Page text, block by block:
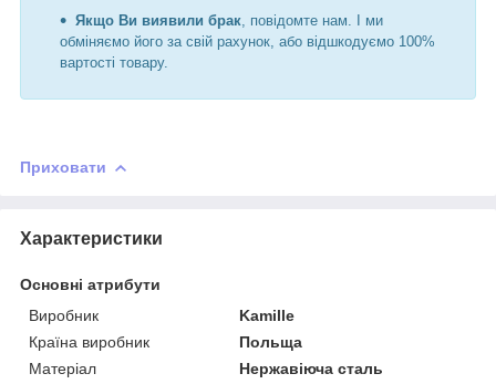
Якщо Ви виявили брак , повідомте нам. І ми
обміняємо його за свій рахунок, або відшкодуємо 100%
вартості товару.
Приховати
Характеристики
Основні атрибути
Виробник
Kamille
Країна виробник
Польща
Матеріал
Нержавіюча сталь